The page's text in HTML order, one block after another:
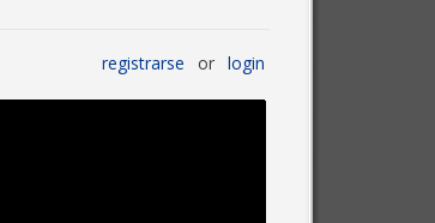
registrarse or login